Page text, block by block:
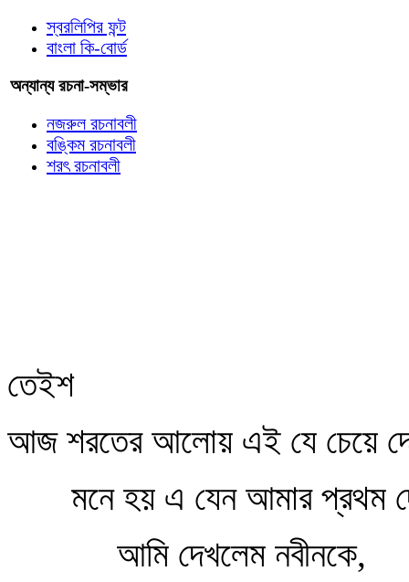
স্বরলিপির ফন্ট
বাংলা কি-বোর্ড
অন্যান্য রচনা-সম্ভার
নজরুল রচনাবলী
বঙ্কিম রচনাবলী
শরৎ রচনাবলী
তেইশ
আজ শরতের আলোয় এই যে চেয়ে
মনে হয় এ যেন আমার প্রথম
আমি দেখলেম নবীনকে,